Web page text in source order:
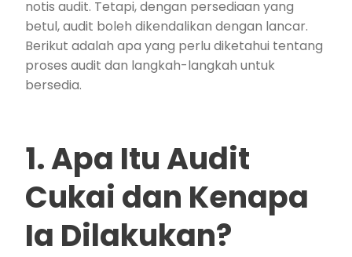
notis audit. Tetapi, dengan persediaan yang
betul, audit boleh dikendalikan dengan lancar.
Berikut adalah apa yang perlu diketahui tentang
proses audit dan langkah-langkah untuk
bersedia.
1. Apa Itu Audit
Cukai dan Kenapa
Ia Dilakukan?